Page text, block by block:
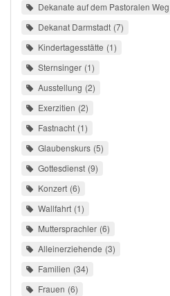
Dekanate auf dem Pastoralen Weg
Dekanat Darmstadt 7
Kindertagesstätte 1
Sternsinger 1
Ausstellung 2
Exerzitien 2
Fastnacht 1
Glaubenskurs 5
Gottesdienst 9
Konzert 6
Wallfahrt 1
Muttersprachler 6
Alleinerziehende 3
Familien 34
Frauen 6